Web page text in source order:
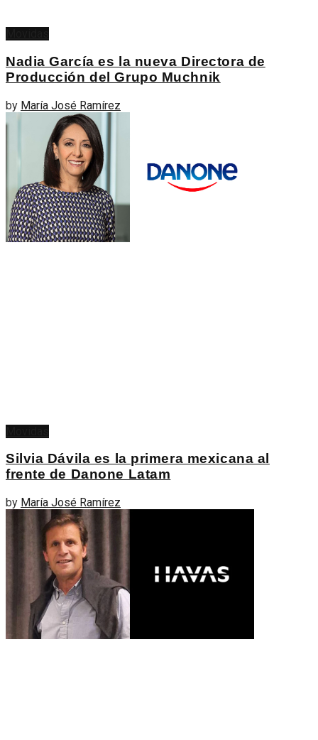
Nadia García es la nueva Directora de
Producción del Grupo Muchnik
by María José Ramírez
Silvia Dávila es la primera mexicana al
frente de Danone Latam
by María José Ramírez